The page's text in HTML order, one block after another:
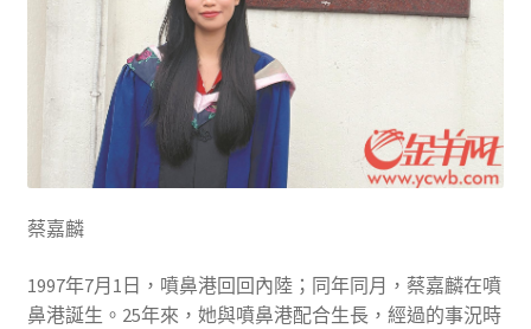
蔡嘉麟
1997年7月1日，噴鼻港回回內陸；同年同月，蔡嘉麟在噴
鼻港誕生。25年來，她與噴鼻港配合生長，經過的事況時